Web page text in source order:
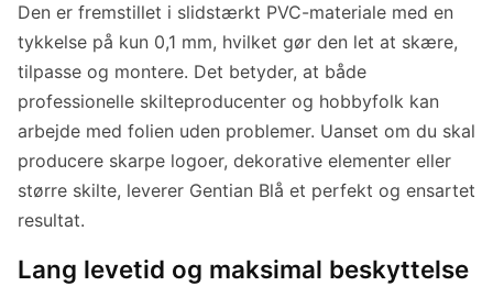
Den er fremstillet i slidstærkt PVC-materiale med en
tykkelse på kun 0,1 mm, hvilket gør den let at skære,
tilpasse og montere. Det betyder, at både
professionelle skilteproducenter og hobbyfolk kan
arbejde med folien uden problemer. Uanset om du skal
producere skarpe logoer, dekorative elementer eller
større skilte, leverer Gentian Blå et perfekt og ensartet
resultat.
Lang levetid og maksimal beskyttelse